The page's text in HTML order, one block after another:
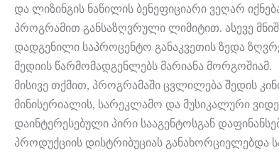
და ლიზინგის ნაწილის ბენეფიციარი ვეღარ
პროგრამით განსაზღვრული ლიმიტით. ასევე
დადგენილი საპროცენტო განაკვეთის ზედა
მედიის წარმომადგენლებს მარიანა მორგოშიამ.
მისივე თქმით, პროგრამაში ცვლილება შედის
მინისერიალის, სარეკლამო და მუსიკალური
დაინტერესებული პირი სააგენტოსგან
პროდუქციის დისტრიბუციას განახორციელებდა